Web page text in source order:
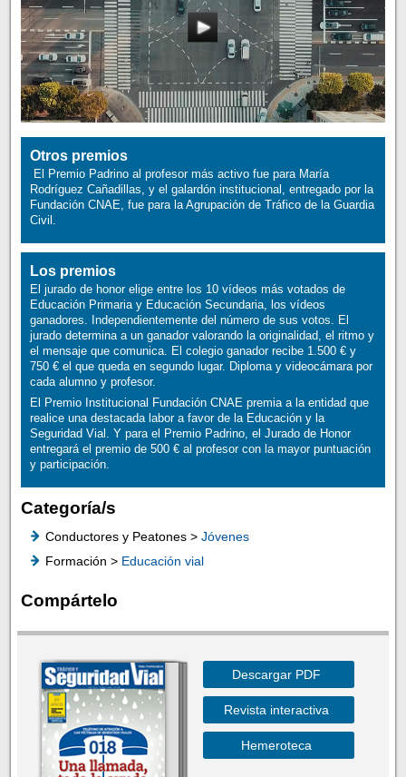
Otros premios
El Premio Padrino al profesor más activo fue para María
Rodríguez Cañadillas, y el galardón institucional, entregado por la
Fundación CNAE, fue para la Agrupación de Tráfico de la Guardia
Civil.
Los premios
El jurado de honor elige entre los 10 vídeos más votados de
Educación Primaria y Educación Secundaria, los vídeos
ganadores. Independientemente del número de sus votos. El
jurado determina a un ganador valorando la originalidad, el ritmo y
el mensaje que comunica. El colegio ganador recibe 1.500 € y
750 € el que queda en segundo lugar. Diploma y videocámara por
cada alumno y profesor.
El Premio Institucional Fundación CNAE premia a la entidad que
realice una destacada labor a favor de la Educación y la
Seguridad Vial. Y para el Premio Padrino, el Jurado de Honor
entregará el premio de 500 € al profesor con la mayor puntuación
y participación.
Categoría/s
Conductores y Peatones > Jóvenes
Formación > Educación vial
Compártelo
Descargar PDF
Revista interactiva
Hemeroteca